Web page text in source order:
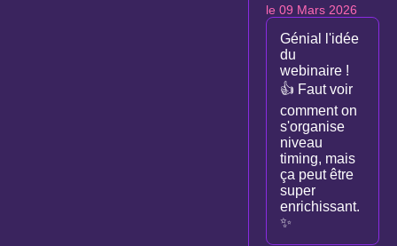
le 09 Mars 2026
Génial l'idée
du
webinaire !
👍 Faut voir
comment on
s'organise
niveau
timing, mais
ça peut être
super
enrichissant.
✨